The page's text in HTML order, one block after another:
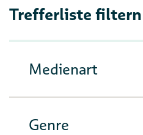
Trefferliste filtern
Medienart
Genre